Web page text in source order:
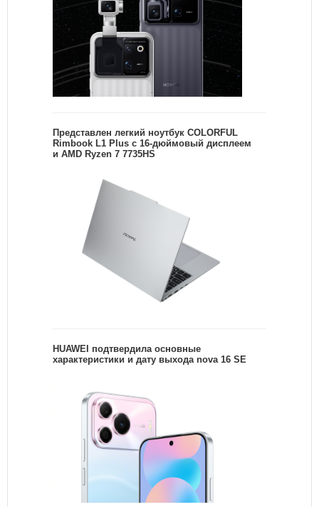
Представлен легкий ноутбук COLORFUL
Rimbook L1 Plus с 16-дюймовый дисплеем
и AMD Ryzen 7 7735HS
HUAWEI подтвердила основные
характеристики и дату выхода nova 16 SE